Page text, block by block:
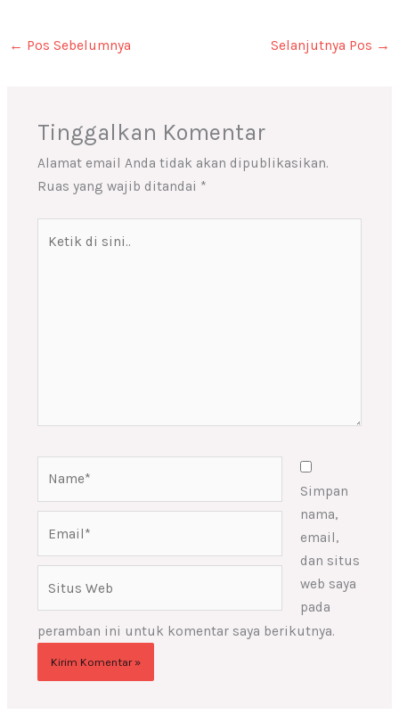
← Pos Sebelumnya Selanjutnya Pos →
Tinggalkan Komentar
Alamat email Anda tidak akan dipublikasikan.
Ruas yang wajib ditandai *
Simpan
nama,
email,
dan situs
web saya
pada
peramban ini untuk komentar saya berikutnya.